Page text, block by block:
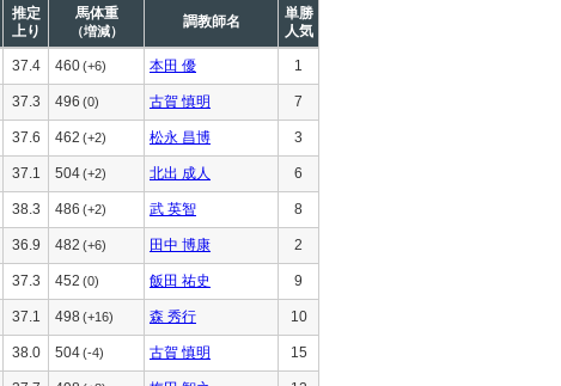
推定
上り
馬体重
（増減）
調教師名
単勝
人気
37.4 460(+6) 本田 優 1
37.3 496 (0) 古賀 慎明 7
37.6 462 (+2) 松永 昌博 3
37.1 504(+2) 北出 成人 6
38.3 486 (+2) 武 英智 8
36.9 482 (+6) 田中 博康 2
37.3 452 (0) 飯田 祐史 9
37.1 498 (+16) 森 秀行 10
38.0 504(-4) 古賀 慎明 15